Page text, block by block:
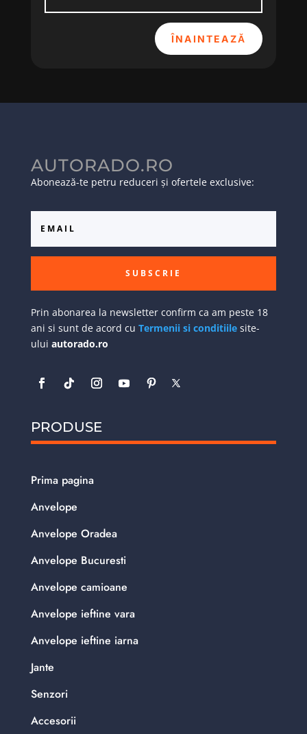
ÎNAINTEAZĂ
AUTORADO.RO
Abonează-te petru reduceri și ofertele exclusive:
SUBSCRIE
Prin abonarea la newsletter confirm ca am peste 18
ani si sunt de acord cu Termenii si conditiilesite-
ului autorado.ro
PRODUSE
Prima pagina
Anvelope
Anvelope Oradea
Anvelope Bucuresti
Anvelope camioane
Anvelope ieftine vara
Anvelope ieftine iarna
Jante
Senzori
Accesorii